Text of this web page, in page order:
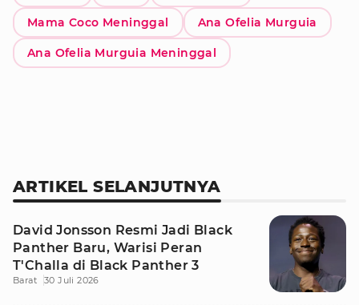
Mama Coco Meninggal Ana Ofelia Murguia
Ana Ofelia Murguia Meninggal
ARTIKEL SELANJUTNYA
David Jonsson Resmi Jadi Black
Panther Baru, Warisi Peran
T'Challa di Black Panther 3
Barat 30 Juli 2026